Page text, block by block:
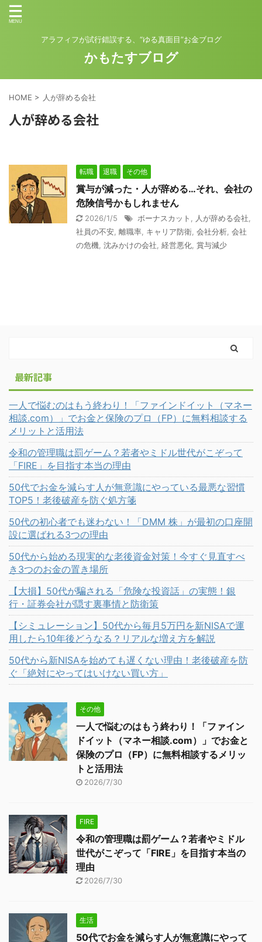
アラフィフが試行錯誤する、“ゆる真面目”お金ブログ
かもたすブログ
HOME > 人が辞める会社
人が辞める会社
転職 退職 その他
賞与が減った・人が辞める…それ、会社の
危険信号かもしれません
2026/1/5 ボーナスカット 人が辞める会社
社員の不安 離職率 キャリア防衛 会社分析 会社
の危機 沈みかけの会社 経営悪化 賞与減少
最新記事
一人で悩むのはもう終わり！「ファインドイット（マネー
相談.com）」でお金と保険のプロ（FP）に無料相談する
メリットと活用法
令和の管理職は罰ゲーム？若者やミドル世代がこぞって
「FIRE」を目指す本当の理由
50代でお金を減らす人が無意識にやっている最悪な習慣
TOP5！老後破産を防ぐ処方箋
50代の初心者でも迷わない！「DMM 株」が最初の口座開
設に選ばれる3つの理由
50代から始める現実的な老後資金対策！今すぐ見直すべ
き3つのお金の置き場所
【大損】50代が騙される「危険な投資話」の実態！銀
行・証券会社が隠す裏事情と防衛策
【シミュレーション】50代から毎月5万円を新NISAで運
用したら10年後どうなる？リアルな増え方を解説
50代から新NISAを始めても遅くない理由！老後破産を防
ぐ「絶対にやってはいけない買い方」
その他
一人で悩むのはもう終わり！「ファイン
ドイット（マネー相談.com）」でお金と
保険のプロ（FP）に無料相談するメリッ
トと活用法
2026/7/30
FIRE
令和の管理職は罰ゲーム？若者やミドル
世代がこぞって「FIRE」を目指す本当の
理由
2026/7/30
生活
50代でお金を減らす人が無意識にやって